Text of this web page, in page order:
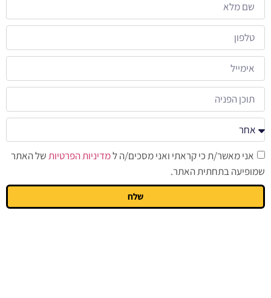
אני מאשר/ת כי קראתי ואני מסכים/ה למדיניות הפרטיותשל האתר
שמופיעה בתחתית האתר.
שלח